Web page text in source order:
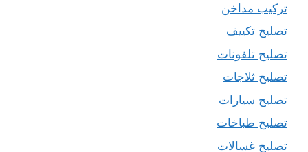
تركيب مداخن
تصليح تكييف
تصليح تلفونات
تصليح ثلاجات
تصليح سيارات
تصليح طباخات
تصليح غسالات